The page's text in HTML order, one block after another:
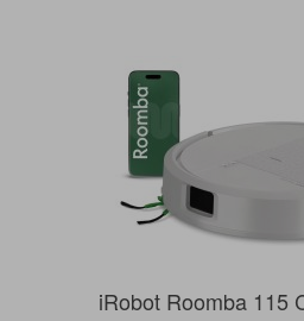
iRobot Roomba 115